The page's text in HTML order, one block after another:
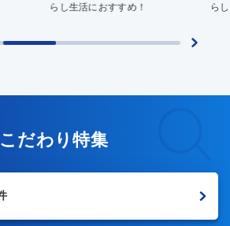
らし生活におすすめ！
ら
こだわり特集